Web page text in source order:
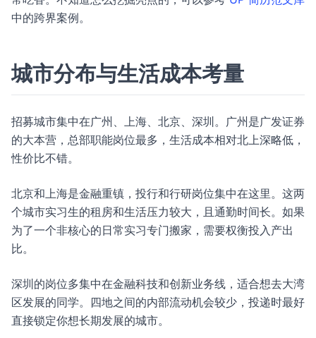
中的跨界案例。
城市分布与生活成本考量
招募城市集中在广州、上海、北京、深圳。广州是广发证券
的大本营，总部职能岗位最多，生活成本相对北上深略低，
性价比不错。
北京和上海是金融重镇，投行和行研岗位集中在这里。这两
个城市实习生的租房和生活压力较大，且通勤时间长。如果
为了一个非核心的日常实习专门搬家，需要权衡投入产出
比。
深圳的岗位多集中在金融科技和创新业务线，适合想去大湾
区发展的同学。四地之间的内部流动机会较少，投递时最好
直接锁定你想长期发展的城市。